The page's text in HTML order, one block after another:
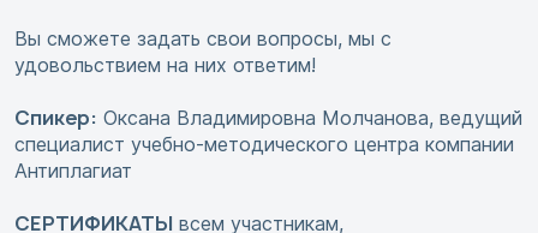
Вы сможете задать свои вопросы, мы с
удовольствием на них ответим!
Спикер: Оксана Владимировна Молчанова, ведущий
специалист учебно-методического центра компании
Антиплагиат
СЕРТИФИКАТЫ всем участникам,